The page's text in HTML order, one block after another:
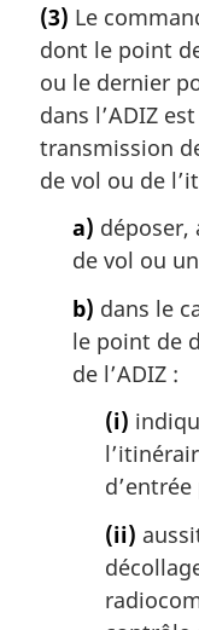
(3) Le
dont le point
ou le dernier
dans l’ADIZ
transmission
de vol ou de
a) déposer,
de vol ou
b) dans le
le point de
de l’ADIZ :
(i)
d’entrée
(ii)